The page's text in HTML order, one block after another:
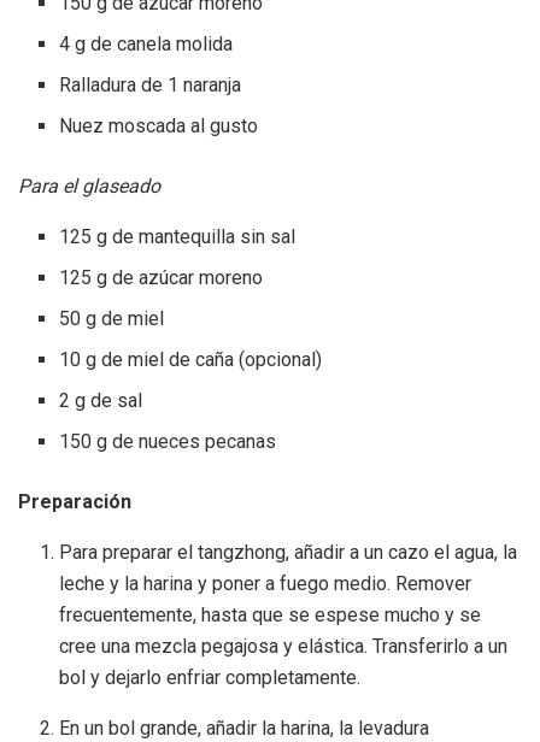
4 g de canela molida
Ralladura de 1 naranja
Nuez moscada al gusto
Para el glaseado
125 g de mantequilla sin sal
125 g de azúcar moreno
50 g de miel
10 g de miel de caña (opcional)
2 g de sal
150 g de nueces pecanas
Preparación
Para preparar el tangzhong, añadir a un cazo el agua, la
leche y la harina y poner a fuego medio. Remover
frecuentemente, hasta que se espese mucho y se
cree una mezcla pegajosa y elástica. Transferirlo a un
bol y dejarlo enfriar completamente.
En un bol grande, añadir la harina, la levadura